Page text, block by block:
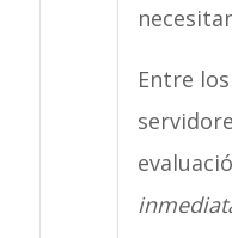
Entre